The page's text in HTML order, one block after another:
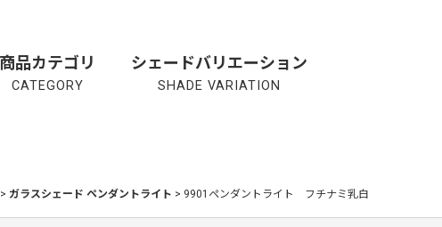
商品カテゴリ
CATEGORY
シェードバリエーション
SHADE VARIATION
> ガラスシェード ペンダントライト > 9901ペンダントライト フチナミ乳白